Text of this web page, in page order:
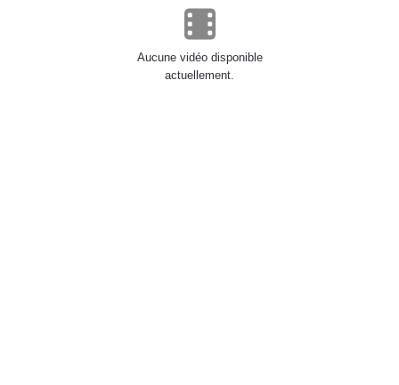
Aucune vidéo disponible
actuellement.